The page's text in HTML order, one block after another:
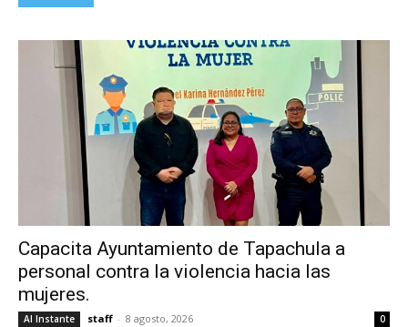
Capacita Ayuntamiento de Tapachula a
personal contra la violencia hacia las
mujeres.
Al Instante staff - 8 agosto, 2026 0